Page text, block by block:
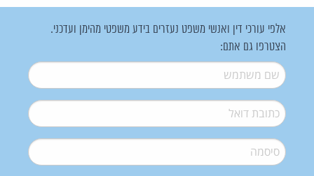
אלפי עורכי דין ואנשי משפט נעזרים בידע משפטי מהימן ועדכני.
הצטרפו גם אתם:
שם משתמש*
דואל*
סיסמה*